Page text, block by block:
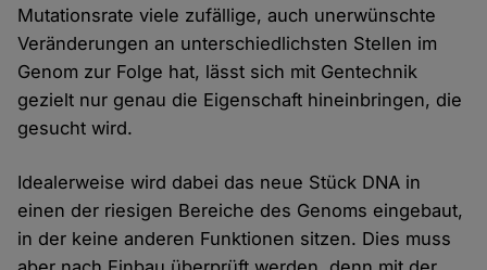
Mutationsrate viele zufällige, auch unerwünschte
Veränderungen an unterschiedlichsten Stellen im
Genom zur Folge hat, lässt sich mit Gentechnik
gezielt nur genau die Eigenschaft hineinbringen, die
gesucht wird.
Idealerweise wird dabei das neue Stück DNA in
einen der riesigen Bereiche des Genoms eingebaut,
in der keine anderen Funktionen sitzen. Dies muss